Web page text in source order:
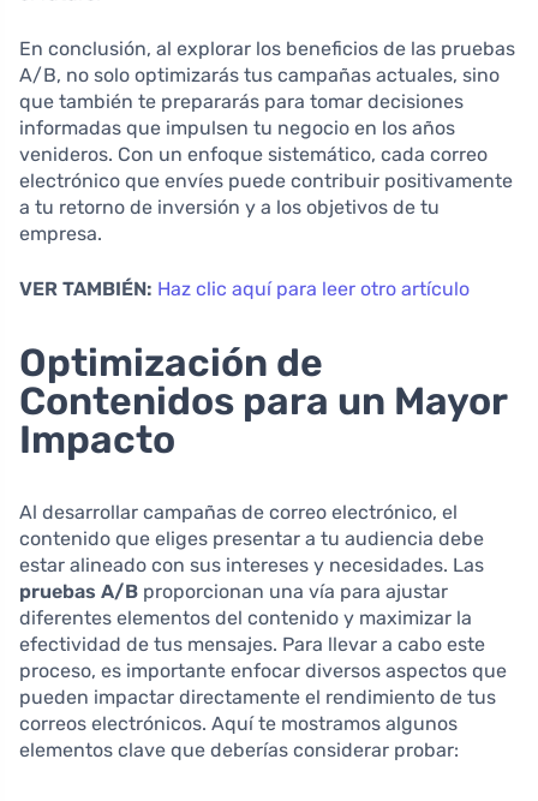
En conclusión, al explorar los beneficios de las pruebas
A/B, no solo optimizarás tus campañas actuales, sino
que también te prepararás para tomar decisiones
informadas que impulsen tu negocio en los años
venideros. Con un enfoque sistemático, cada correo
electrónico que envíes puede contribuir positivamente
a tu retorno de inversión y a los objetivos de tu
empresa.
VER TAMBIÉN: Haz clic aquí para leer otro artículo
Optimización de
Contenidos para un Mayor
Impacto
Al desarrollar campañas de correo electrónico, el
contenido que eliges presentar a tu audiencia debe
estar alineado con sus intereses y necesidades. Las
pruebas A/B proporcionan una vía para ajustar
diferentes elementos del contenido y maximizar la
efectividad de tus mensajes. Para llevar a cabo este
proceso, es importante enfocar diversos aspectos que
pueden impactar directamente el rendimiento de tus
correos electrónicos. Aquí te mostramos algunos
elementos clave que deberías considerar probar: